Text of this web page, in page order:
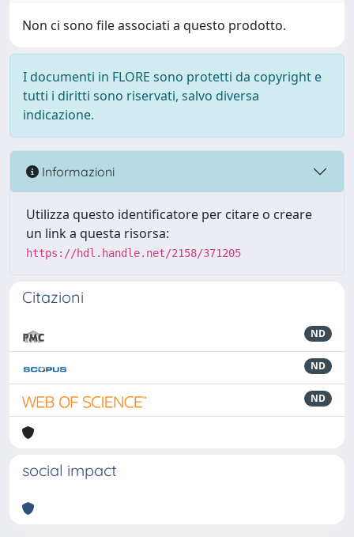
Non ci sono file associati a questo prodotto.
I documenti in FLORE sono protetti da copyright e
tutti i diritti sono riservati, salvo diversa
indicazione.
Informazioni
Utilizza questo identificatore per citare o creare
un link a questa risorsa:
https://hdl.handle.net/2158/371205
Citazioni
ND
ND
ND
social impact